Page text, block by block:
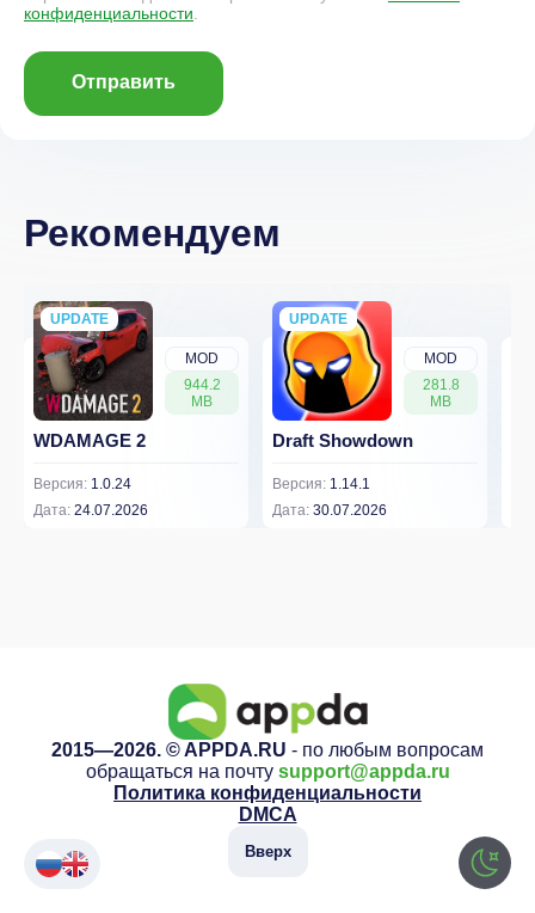
конфиденциальности
Отправить
Рекомендуем
MOD
944.2
MB
UPDATE
NEW
WDAMAGE 2
Версия: 1.0.24
Дата: 24.07.2026
MOD
281.8
MB
UPDATE
NEW
Draft Showdown
Версия: 1.14.1
Дата: 30.07.2026
2015—2026. © APPDA.RU - по любым вопросам
обращаться на почту support@appda.ru
Политика конфиденциальности
DMCA
Вверх